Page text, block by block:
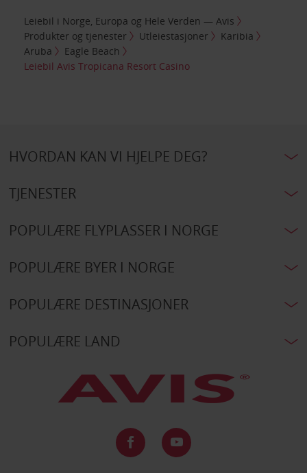
Leiebil i Norge, Europa og Hele Verden — Avis
Produkter og tjenester
Utleiestasjoner
Karibia
Aruba
Eagle Beach
Leiebil Avis Tropicana Resort Casino
HVORDAN KAN VI HJELPE DEG?
TJENESTER
POPULÆRE FLYPLASSER I NORGE
POPULÆRE BYER I NORGE
POPULÆRE DESTINASJONER
POPULÆRE LAND